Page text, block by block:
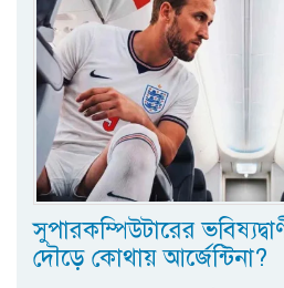
সুপারকম্পিউটারের
দৌড়ে কোথায় আর্জেন্টিনা?